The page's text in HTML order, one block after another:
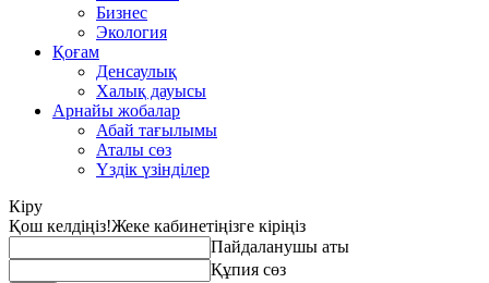
Бизнес
Экология
Қоғам
Денсаулық
Халық дауысы
Арнайы жобалар
Абай тағылымы
Аталы сөз
Үздік үзінділер
Кіру
Қош келдіңіз!Жеке кабинетіңізге кіріңіз
Пайдаланушы аты
Құпия сөз